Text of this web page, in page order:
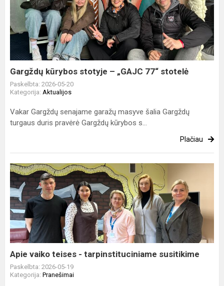
stotyje
„GAJC
77“
stotelė
Gargždų kūrybos stotyje – „GAJC 77“ stotelė
Paskelbta: 2026-05-20
Kategorija: Aktualijos
Vakar Gargždų senajame garažų masyve šalia Gargždų
turgaus duris pravėrė Gargždų kūrybos s...
Plačiau
Apie
vaiko
teises
-
tarpinstituciniame
susitikime
Apie vaiko teises - tarpinstituciniame susitikime
Paskelbta: 2026-05-19
Kategorija: Pranešimai